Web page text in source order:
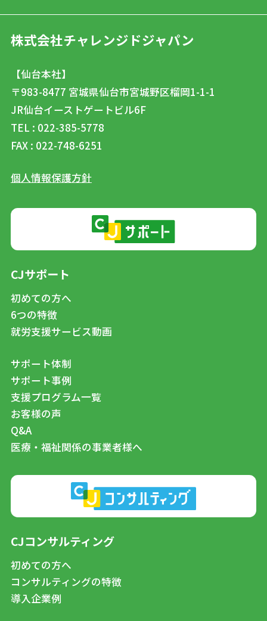
株式会社チャレンジドジャパン
【仙台本社】
〒983-8477 宮城県仙台市宮城野区榴岡1-1-1
JR仙台イーストゲートビル6F
TEL : 022-385-5778
FAX : 022-748-6251
個人情報保護方針
CJサポート
初めての方へ
6つの特徴
就労支援サービス動画
サポート体制
サポート事例
支援プログラム一覧
お客様の声
Q&A
医療・福祉関係の事業者様へ
CJコンサルティング
初めての方へ
コンサルティングの特徴
導入企業例